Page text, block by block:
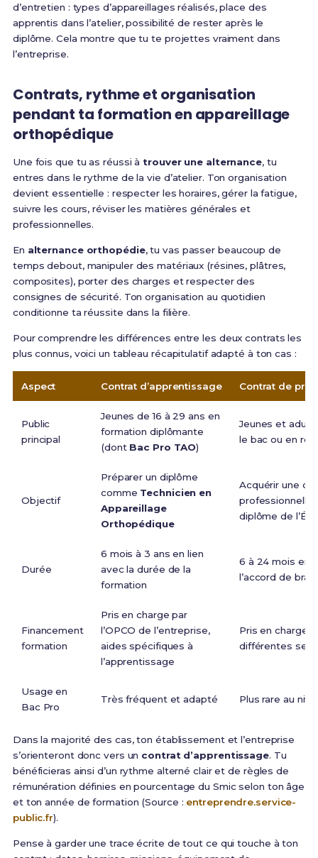
d’entretien : types d’appareillages réalisés, place des
apprentis dans l’atelier, possibilité de rester après le
diplôme. Cela montre que tu te projettes vraiment dans
l’entreprise.
Contrats, rythme et organisation
pendant ta formation en appareillage
orthopédique
Une fois que tu as réussi àtrouver une alternance, tu
entres dans le rythme de la vie d’atelier. Ton organisation
devient essentielle : respecter les horaires, gérer la fatigue,
suivre les cours, réviser les matières générales et
professionnelles.
En alternance orthopédie, tu vas passer beaucoup de
temps debout, manipuler des matériaux (résines, plâtres,
composites), porter des charges et respecter des
consignes de sécurité. Ton organisation au quotidien
conditionne ta réussite dans la filière.
Pour comprendre les différences entre les deux contrats les
plus connus, voici un tableau récapitulatif adapté à ton cas :
Aspect Contrat d’apprentissage Contrat de
Public
principal
Jeunes de 16 à 29 ans en
formation diplômante
(dont Bac Pro TAO)
Jeunes et
le bac ou en
Objectif
Préparer un diplôme
comme Technicien en
Appareillage
Orthopédique
Acquérir une
diplôme de
Durée
6 mois à 3 ans en lien
avec la durée de la
formation
6 à 24 mois en
l’accord de
Financement
formation
Pris en charge par
l’OPCO de l’entreprise,
aides spécifiques à
l’apprentissage
Pris en charge
différentes
Usage en
Bac Pro
Très fréquent et adapté Plus rare au
Dans la majorité des cas, ton établissement et l’entreprise
s’orienteront donc vers un contrat d’apprentissage. Tu
bénéficieras ainsi d’un rythme alterné clair et de règles de
rémunération définies en pourcentage du Smic selon ton âge
et ton année de formation (Source : entreprendre.service-
public.fr).
Pense à garder une trace écrite de tout ce qui touche à ton